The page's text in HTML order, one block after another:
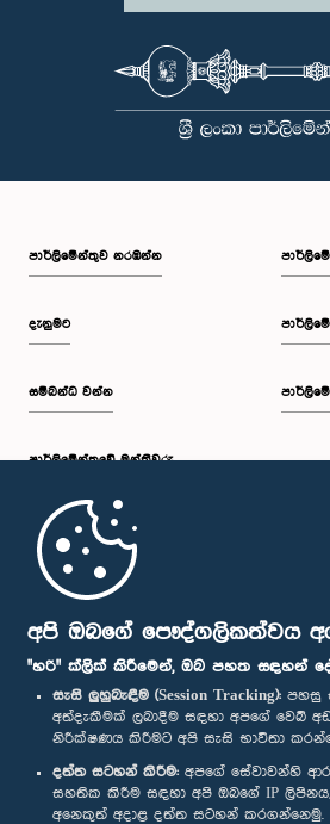
අපි ඔබගේ පෞද්ගලිකත්වය
"හරි" ක්ලික් කිරීමෙන්, ඔබ පහත සඳහන්
සැසි ලුහුබැඳීම (Session Tracking): පහසු
අත්දැකීමක් ලබාදීම සඳහා අපගේ වෙබ්
නිරීක්ෂණය කිරීමට අපි සැසි භාවිතා
දත්ත සටහන් කිරීම: අපගේ සේවාවන්හි
සහතික කිරීම සඳහා අපි ඔබගේ IP
අනෙකුත් අදාළ දත්ත සටහන් කරගන්නෙමු.
පාර්ලි‌මේන්තුව නරඹන්න
දැනුමට
සම්බන්ධ වන්න
පාර්ලි‌මේන්තුවේ මන්ත්‍රීවරු
මුල් පිටුව
පාර්ලිමේන්තු ජංගම යෙදුම
අප හා සම්බන්ධ වී සිටින්න :